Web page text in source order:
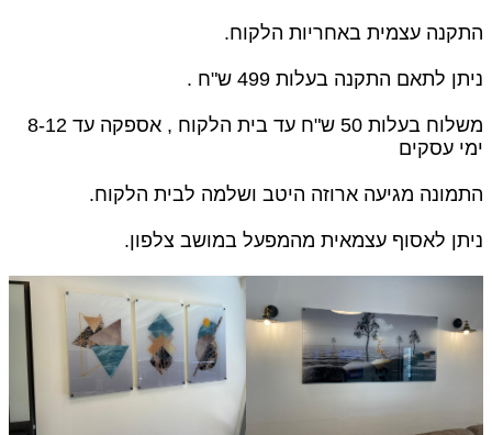
התקנה עצמית באחריות הלקוח.
ניתן לתאם התקנה בעלות 499 ש"ח .
משלוח בעלות 50 ש"ח עד בית הלקוח , אספקה עד 8-12
ימי עסקים
התמונה מגיעה ארוזה היטב ושלמה לבית הלקוח.
ניתן לאסוף עצמאית מהמפעל במושב צלפון.